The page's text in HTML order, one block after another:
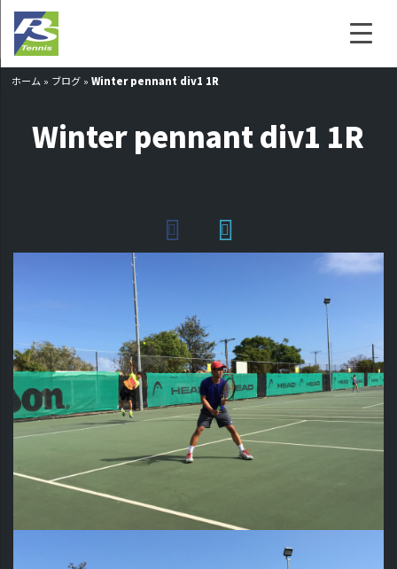
ホーム » ブログ »Winter pennant div1 1R
Winter pennant div1 1R